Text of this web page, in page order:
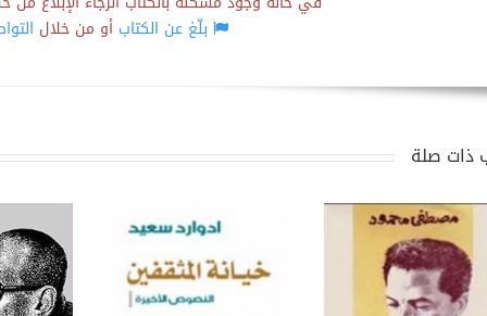
بلّغ عن الكتابأو من خلال
ذات صلة